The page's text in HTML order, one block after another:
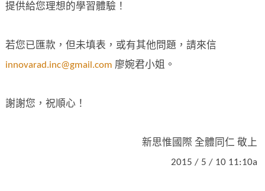
提供給您理想的學習體驗！
若您已匯款，但未填表，或有其他問題，請來信
innovarad.inc@gmail.com 廖婉君小姐。
謝謝您，祝順心！
新思惟國際 全體同仁 敬上
2015 / 5 / 10 11:10a